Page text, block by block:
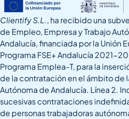
Clientify S.L., ha recibido una
de Empleo, Empresa y Trabajo
Andalucía, financiada por la Unión
Programa FSE+ Andalucía 2021-
Programa Emplea-T, para la
de la contratación en el ámbito de
Autónoma de Andalucía. Línea 2.
sucesivas contrataciones
de personas trabajadoras